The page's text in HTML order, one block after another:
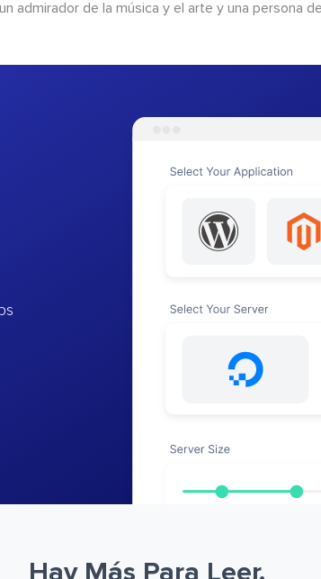
admirador de la música y el arte y una persona
Hay Más Para Leer.